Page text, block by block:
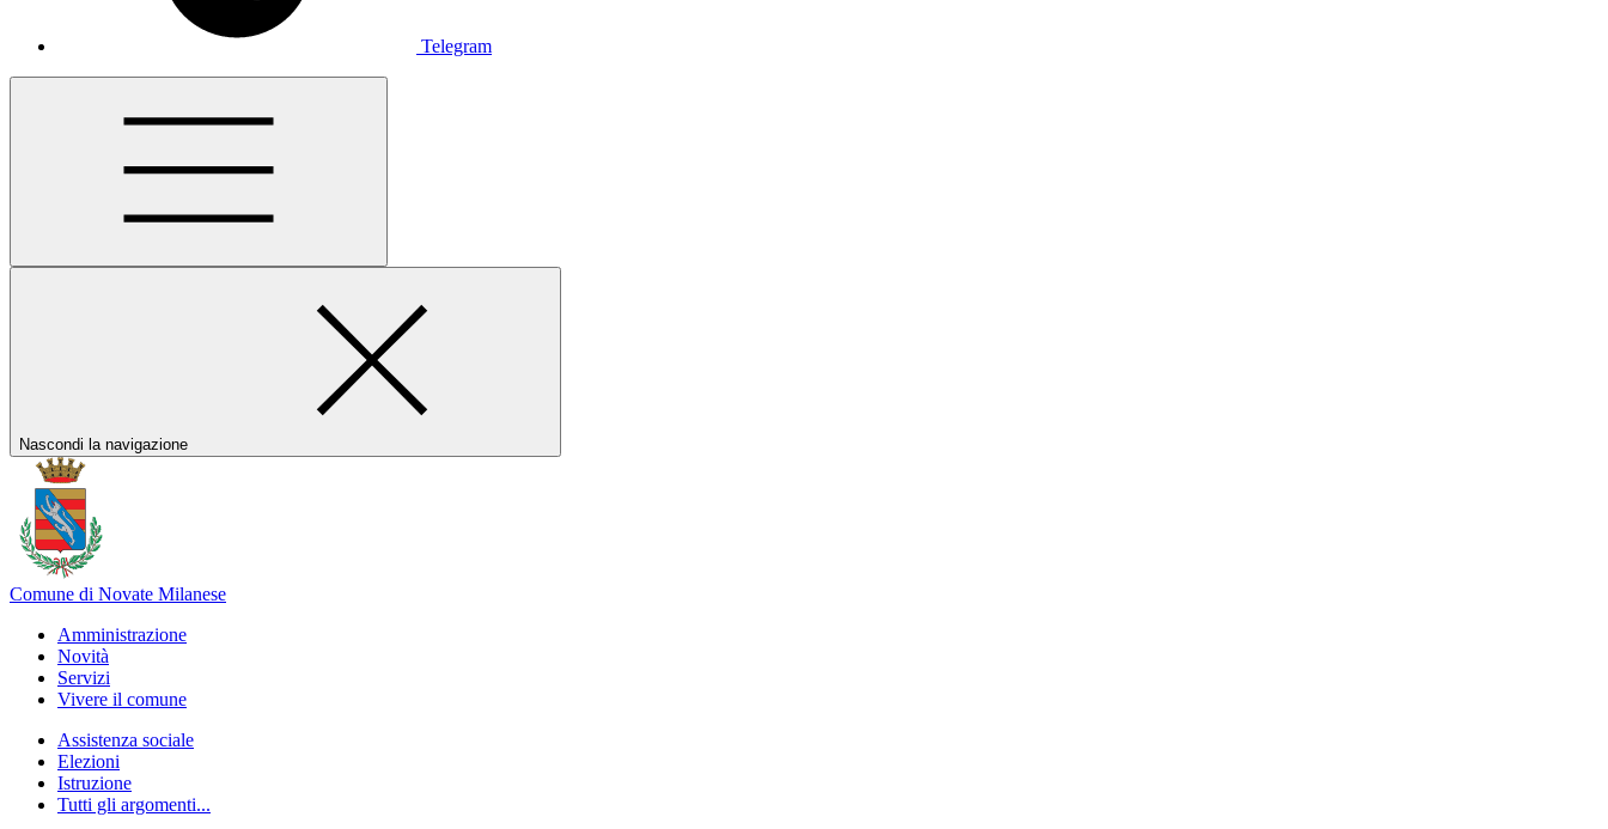
Telegram
Nascondi la navigazione
Comune di Novate Milanese
Amministrazione
Novità
Servizi
Vivere il comune
Assistenza sociale
Elezioni
Istruzione
Tutti gli argomenti...